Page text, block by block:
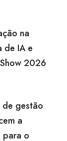
na
de IA e
2026
de gestão
a
para o